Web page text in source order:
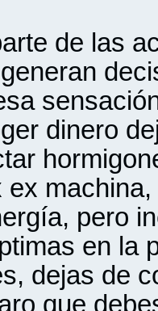
de las
dinero
ex
pero
en la
dejas de
que